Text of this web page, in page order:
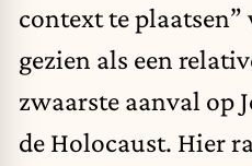
context te
gezien als een
zwaarste aanval op
de Holocaust. Hier